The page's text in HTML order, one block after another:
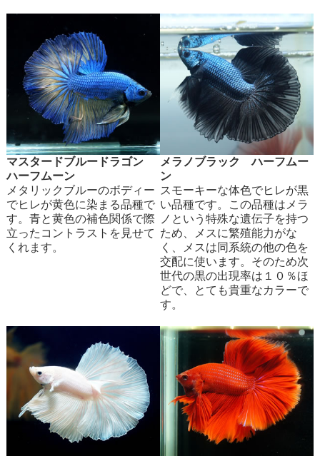
マスタードブルードラゴン
ハーフムーン
メラノブラック ハーフムー
ン
メタリックブルーのボディー
でヒレが黄色に染まる品種で
す。青と黄色の補色関係で際
立ったコントラストを見せて
くれます。
スモーキーな体色でヒレが黒
い品種です。この品種はメラ
ノという特殊な遺伝子を持つ
ため、メスに繁殖能力がな
く、メスは同系統の他の色を
交配に使います。そのため次
世代の黒の出現率は１０％ほ
どで、とても貴重なカラーで
す。